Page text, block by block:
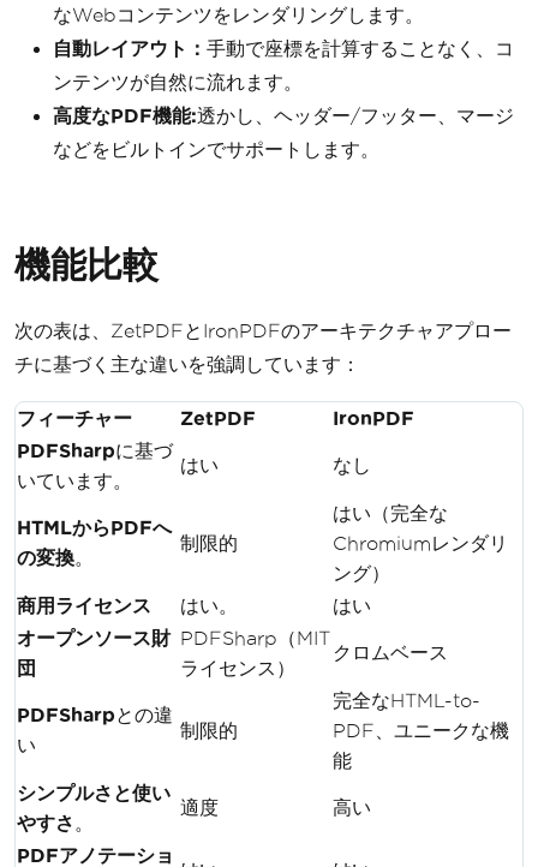
なWebコンテンツをレンダリングします。
自動レイアウト： 手動で座標を計算することなく、コ
ンテンツが自然に流れます。
高度なPDF機能:透かし、ヘッダー/フッター、マージ
などをビルトインでサポートします。
機能比較
次の表は、ZetPDFとIronPDFのアーキテクチャアプロー
チに基づく主な違いを強調しています：
フィーチャー ZetPDF
IronPDF
PDFSharpに基づ
いています。
はい なし
HTMLからPDFへ
の変換。
制限的
はい（完全な
Chromiumレンダリ
ング）
商用ライセンス
はい。
はい
オープンソース財
団
PDFSharp（MIT
ライセンス）
クロムベース
PDFSharpとの違
い
制限的
完全なHTML-to-
PDF、ユニークな機
能
シンプルさと使い
やすさ 。
適度 高い
PDFアノテーショ